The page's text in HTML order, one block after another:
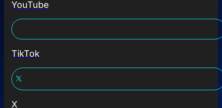
YouTube
TikTok
X